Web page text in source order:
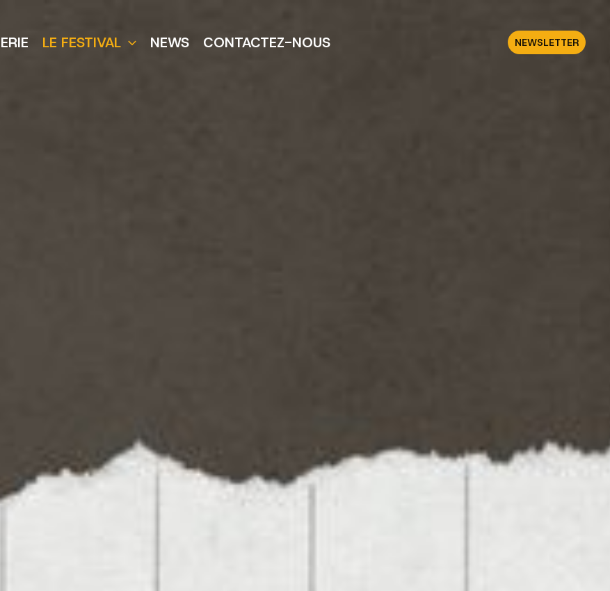
LE FESTIVAL NEWS CONTACTEZ-NOUS NEWSLETTER